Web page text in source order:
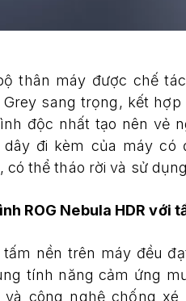
thân máy được chế
Grey sang trọng, kết
độc nhất tạo nên vẻ
dây đi kèm của máy có
có thể tháo rời và sử
ROG Nebula HDR với
tấm nền trên máy đều
tính năng cảm ứng
và công nghệ chống xé